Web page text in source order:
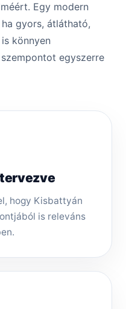
Egy modern
gyors, átlátható,
könnyen
egyszerre
hogy Kisbattyán
is releváns